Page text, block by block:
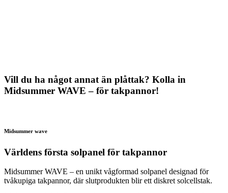
Vill du ha något annat än plåttak? Kolla in
Midsummer WAVE – för takpannor!
Midsummer wave
Världens första solpanel för takpannor
Midsummer WAVE – en unikt vågformad solpanel designad för
tvåkupiga takpannor, där slutprodukten blir ett diskret solcellstak.